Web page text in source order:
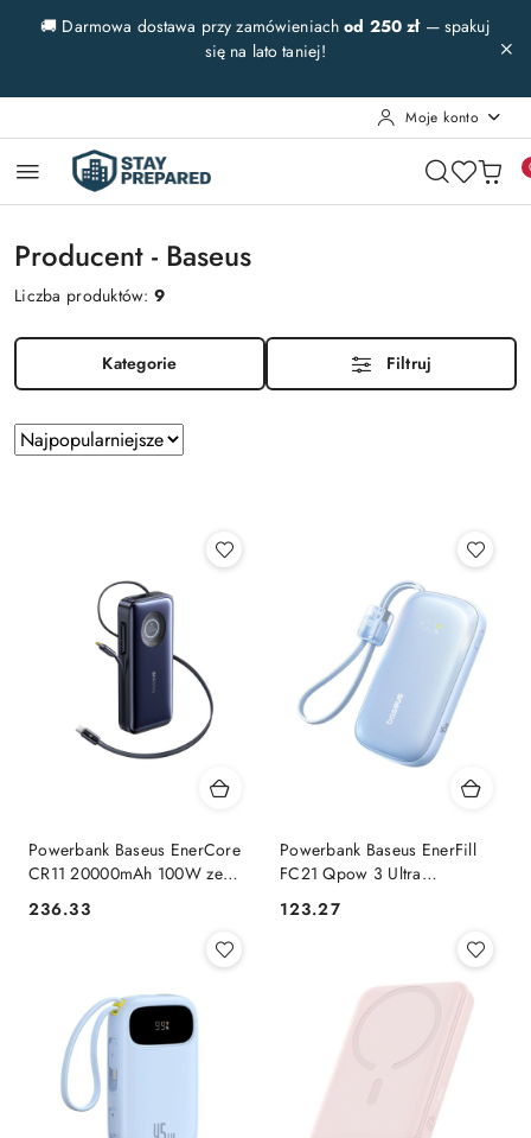
Przejdź do treści głównej
Przejdź do wyszukiwarki
Przejdź do moje konto
Przejdź do menu głównego
Przejdź do stopki
🚚 Darmowa dostawa przy zamówieniachod 250 zł— spakuj
się na lato taniej!
Moje konto
Producent - Baseus
Liczba produktów:9
Kategorie Filtruj
Zastosowano
sortowanie:
Sortuj
według
Powerbank Baseus EnerCore
CR11 20000mAh 100W ze
zwijanym kablami USB-C -
czarny
Cena:
236.33
Powerbank Baseus EnerFill
FC21 Qpow 3 Ultra
10000mAh 45W z
odłączanym kablem USB-
Cena:
123.27